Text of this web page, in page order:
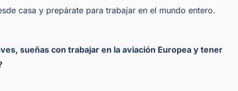
casa y prepárate para trabajar en el mundo entero.
sueñas con trabajar en la aviación Europea y tener